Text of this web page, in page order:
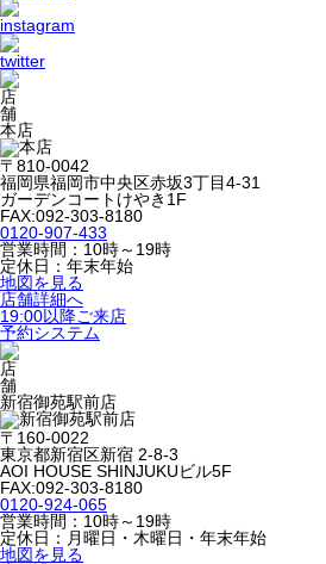
本店
〒810-0042
福岡県福岡市中央区赤坂3丁目4-31
ガーデンコートけやき1F
FAX:092-303-8180
0120-907-433
営業時間：10時～19時
定休日：年末年始
地図を見る
店舗詳細へ
19:00以降ご来店
予約システム
新宿御苑駅前店
〒160-0022
東京都新宿区新宿 2-8-3
AOI HOUSE SHINJUKUビル5F
FAX:092-303-8180
0120-924-065
営業時間：10時～19時
定休日：月曜日・木曜日・年末年始
地図を見る